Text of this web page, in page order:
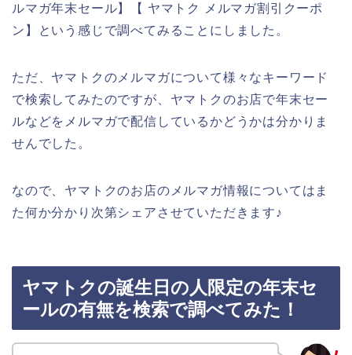
ルマガ年末セール】【 ヤマトク メルマガ割引クーポ
ン】という感じで調べてみることにしました。
ただ、ヤマトクのメルマガについて様々なキーワード
で検索してみたのですが、ヤマトクのお店で年末セー
ルなどをメルマガで配信しているかどうかは分かりま
せんでした。
なので、ヤマトクのお店のメルマガ情報についてはま
た何か分かり次第シェアさせていただきます♪
ヤマトクの誕生日の人限定の年末セ
ールの有無を検索で調べてみた！